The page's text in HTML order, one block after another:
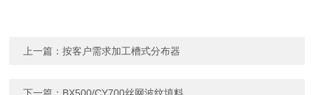
上一篇：按客户需求加工槽式分布器
下一篇： BX500/CY700丝网波纹填料